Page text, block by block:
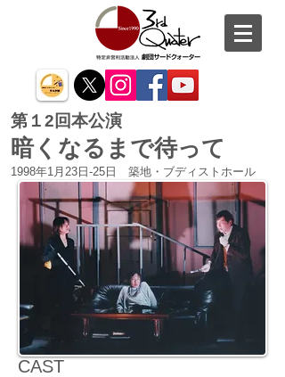
第１2回本公演
暗くなるまで待って
1998年1月23日-25日 築地・ブディストホール
CAST